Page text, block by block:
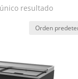
resultado